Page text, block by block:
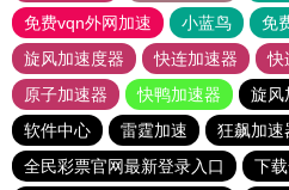
免费vqn外网加速
小蓝鸟
免
旋风加速度器
快连加速器
快
原子加速器
快鸭加速器 旋风
软件中心
雷霆加速 狂飙加速
全民彩票官网最新登录入口
下